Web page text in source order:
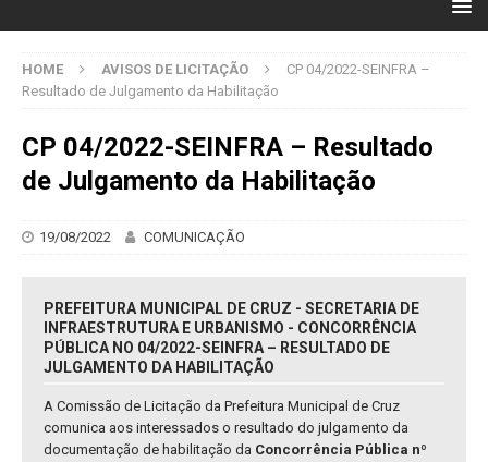
HOME AVISOS DE LICITAÇÃO
CP 04/2022-SEINFRA –
Resultado de Julgamento da Habilitação
CP 04/2022-SEINFRA – Resultado
de Julgamento da Habilitação
19/08/2022 COMUNICAÇÃO
PREFEITURA MUNICIPAL DE CRUZ - SECRETARIA DE
INFRAESTRUTURA E URBANISMO - CONCORRÊNCIA
PÚBLICA NO 04/2022-SEINFRA – RESULTADO DE
JULGAMENTO DA HABILITAÇÃO
A Comissão de Licitação da Prefeitura Municipal de Cruz
comunica aos interessados o resultado do julgamento da
documentação de habilitação da Concorrência Pública nº